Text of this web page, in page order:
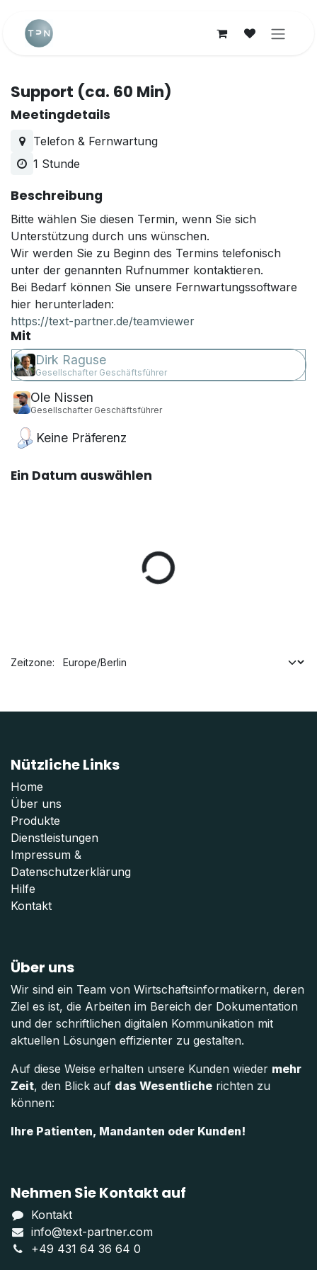
Mit
Dirk Raguse
Gesellschafter Geschäftsführer
Ole Nissen
Gesellschafter Geschäftsführer
Keine Präferenz
Ein Datum auswählen
Zeitzone:
Support (ca. 60 Min)
Meetingdetails
Telefon & Fernwartung
1 Stunde
Beschreibung
Bitte wählen Sie diesen Termin, wenn Sie sich
Unterstützung durch uns wünschen.
Wir werden Sie zu Beginn des Termins telefonisch
unter der genannten Rufnummer kontaktieren.
Bei Bedarf können Sie unsere Fernwartungssoftware
hier herunterladen:
https://text-partner.de/teamviewer
Nützliche Links
Home
Über uns
Produkte
Dienstleistungen
Impressum &
Datenschutzerklärung
Hilfe
Kontakt
Über uns
Wir sind ein Team von Wirtschaftsinformatikern, deren
Ziel es ist, die Arbeiten im Bereich der Dokumentation
und der schriftlichen digitalen Kommunikation mit
aktuellen Lösungen effizienter zu gestalten.
Auf diese Weise erhalten unsere Kunden wieder mehr
Zeit, den Blick auf das Wesentliche richten zu
können:
Ihre Patienten, Mandanten oder Kunden!
Nehmen Sie Kontakt auf
Kontakt
info@text-partner.com
+49 431 64 36 64 0